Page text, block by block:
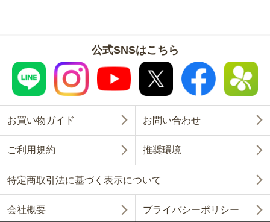
公式SNSはこちら
お買い物ガイド お問い合わせ
ご利用規約 推奨環境
特定商取引法に基づく表示について
会社概要 プライバシーポリシー